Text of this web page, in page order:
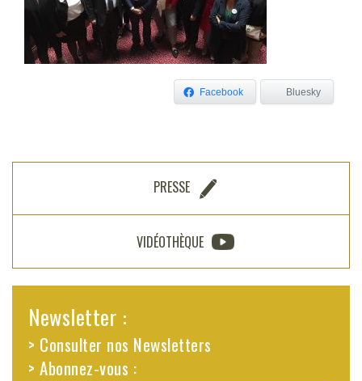
Facebook Bluesky
PRESSE
VIDÉOTHÈQUE
Newsletter :
> Consulter nos Newsletters
> Abonnez-vous :